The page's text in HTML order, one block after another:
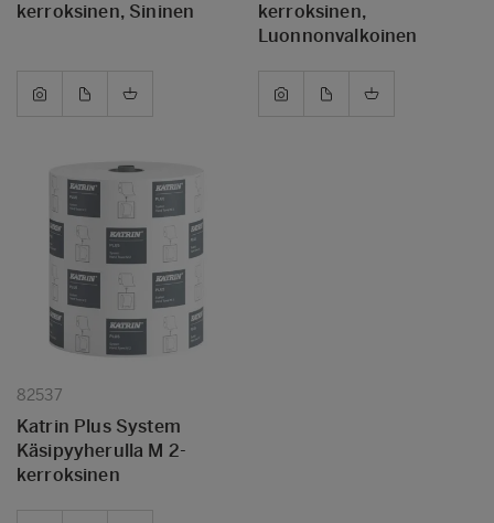
kerroksinen, Sininen
kerroksinen,
Luonnonvalkoinen
82537
Katrin Plus System
Käsipyyherulla M 2-
kerroksinen